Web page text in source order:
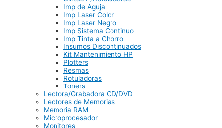
Imp de Aguja
Imp Laser Color
Imp Laser Negro
Imp Sistema Continuo
Imp Tinta a Chorro
Insumos Discontinuados
Kit Mantenimiento HP
Plotters
Resmas
Rotuladoras
Toners
Lectora/Grabadora CD/DVD
Lectores de Memorias
Memoria RAM
Microprocesador
Monitores